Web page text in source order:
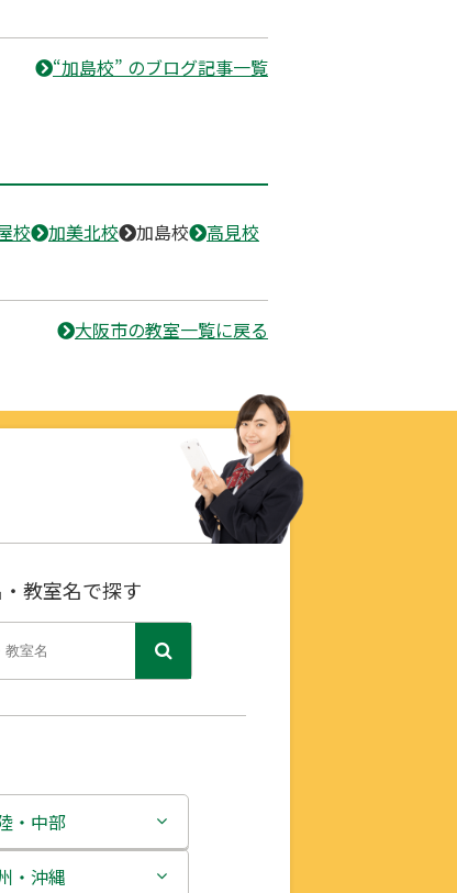
“加島校” のブログ記事一覧
校 加美北校 加島校
高見校
大阪市の教室一覧に戻る
教室名で探す
・中部
潟県
・沖縄